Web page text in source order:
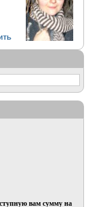
вам сумму на